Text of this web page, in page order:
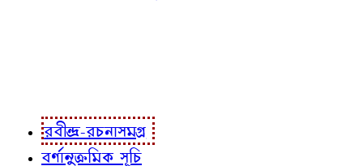
রবীন্দ্র-রচনাসমগ্র
বর্ণানুক্রমিক সূচি